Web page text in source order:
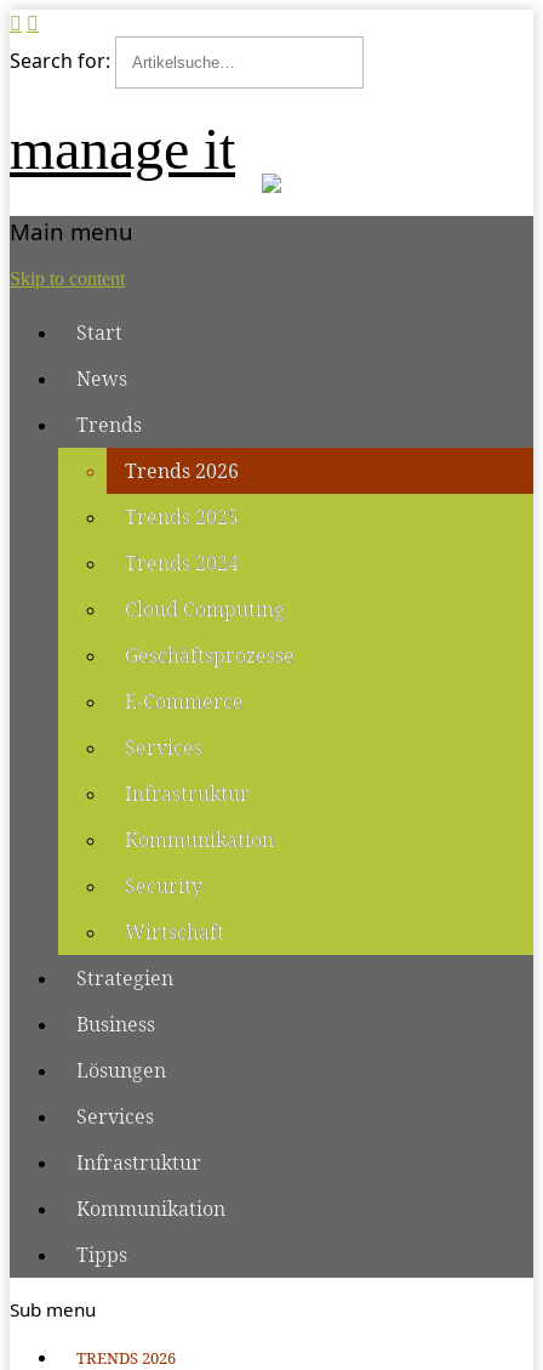
Search for:
manage it
Main menu
Skip to content
Start
News
Trends
Trends 2026
Trends 2025
Trends 2024
Cloud Computing
Geschäftsprozesse
E-Commerce
Services
Infrastruktur
Kommunikation
Security
Wirtschaft
Strategien
Business
Lösungen
Services
Infrastruktur
Kommunikation
Tipps
Sub menu
TRENDS 2026